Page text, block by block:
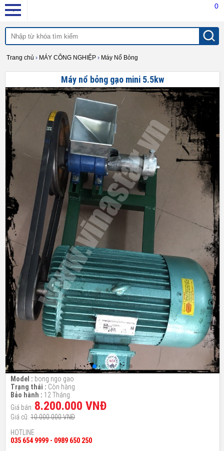
0
Trang chủ › MÁY CÔNG NGHIỆP › Máy Nổ Bỏng
Máy nổ bỏng gạo mini 5.5kw
Model : bong ngo gao
Trạng thái : Còn hàng
Bảo hành : 12 Tháng
Giá bán: 8.200.000 VNĐ
Giá cũ: 10.000.000 VNĐ
HOTLINE
035 654 9999 - 0989 650 250